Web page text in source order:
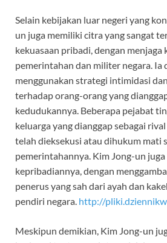
Selain kebijakan luar negeri yang
un juga memiliki citra yang sangat
kekuasaan pribadi, dengan
pemerintahan dan militer negara. Ia
menggunakan strategi intimidasi
terhadap orang-orang yang
kedudukannya. Beberapa pejabat
keluarga yang dianggap sebagai
telah dieksekusi atau dihukum mati
pemerintahannya. Kim Jong-un
kepribadiannya, dengan
penerus yang sah dari ayah dan
pendiri negara. http://
Meskipun demikian, Kim Jong-un